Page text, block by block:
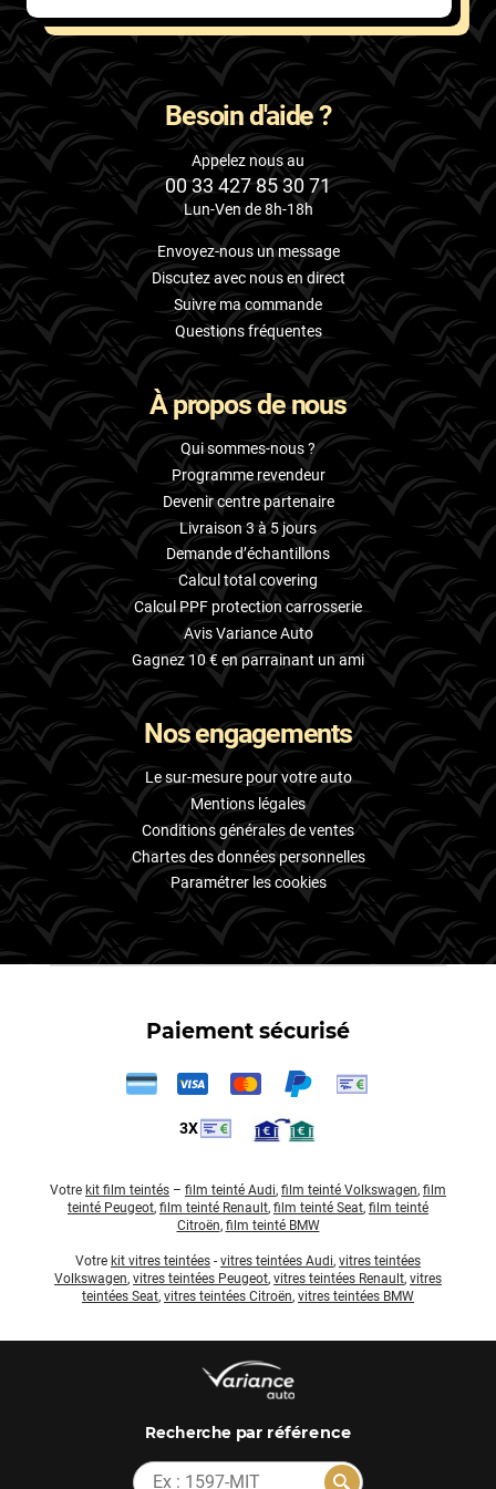
Besoin d'aide ?
Appelez nous au
00 33 427 85 30 71
Lun-Ven de 8h-18h
Envoyez-nous un message
Discutez avec nous en direct
Suivre ma commande
Questions fréquentes
À propos de nous
Qui sommes-nous ?
Programme revendeur
Devenir centre partenaire
Livraison 3 à 5 jours
Demande d’échantillons
Calcul total covering
Calcul PPF protection carrosserie
Avis Variance Auto
Gagnez 10 € en parrainant un ami
Nos engagements
Le sur-mesure pour votre auto
Mentions légales
Conditions générales de ventes
Chartes des données personnelles
Paramétrer les cookies
Paiement sécurisé
3X
Votre kit film teintés – film teinté Audi, film teinté Volkswagen, film
teinté Peugeot, film teinté Renault, film teinté Seat, film teinté
Citroën, film teinté BMW
Votre kit vitres teintées - vitres teintées Audi, vitres teintées
Volkswagen, vitres teintées Peugeot, vitres teintées Renault, vitres
teintées Seat, vitres teintées Citroën, vitres teintées BMW
Recherchepar référence